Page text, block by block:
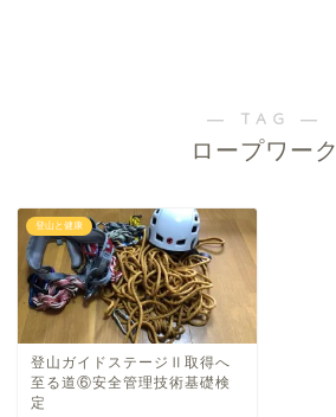
― TAG ―
ロープワーク
登山と健康
登山ガイドステージⅡ取得へ
至る道⑥安全管理技術基礎検
定